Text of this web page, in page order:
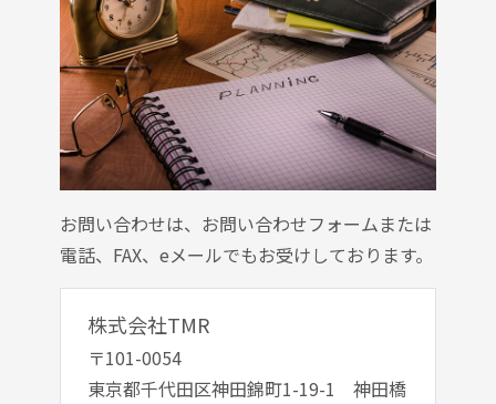
お問い合わせは、お問い合わせフォームまたは
電話、FAX、eメールでもお受けしております。
株式会社TMR
〒101-0054
東京都千代田区神田錦町1-19-1 神田橋